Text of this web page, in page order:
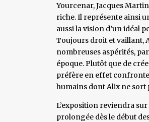
Yourcenar, Jacques
riche. Il représente ainsi
aussi la vision d’un idéal
Toujours droit et vaillant,
nombreuses aspérités,
époque. Plutôt que de
préfère en effet
humains dont Alix ne
L’exposition reviendra
prolongée dès le début